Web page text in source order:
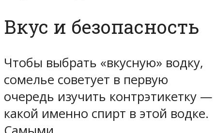
Вкус и безопасность
Чтобы выбрать «вкусную» водку,
сомелье советует в первую
очередь изучить контрэтикетку —
какой именно спирт в этой водке.